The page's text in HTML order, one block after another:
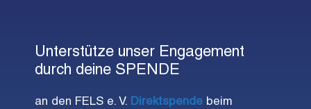
Unterstütze unser Engagement
durch deine SPENDE
an den FELS e. V. Direktspende beim